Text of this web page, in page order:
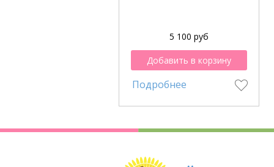
5 100 руб
Добавить в корзину
Подробнее